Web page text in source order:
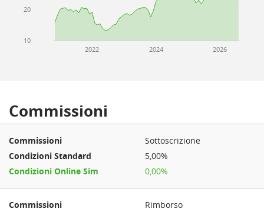
2022 2024 2026
10
20
Commissioni
Sottoscrizione
5,00%
0,00%
Rimborso